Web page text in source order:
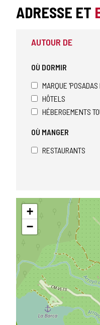
ADRESSE ET
AUTOUR DE
OÙ DORMIR
MARQUE
HÔTELS
HÉBERGEMENTS
OÙ MANGER
RESTAURANTS
Sauter
+
−